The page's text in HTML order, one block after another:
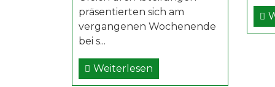
präsentierten sich am
vergangenen Wochenende
bei s...
Weiterlesen